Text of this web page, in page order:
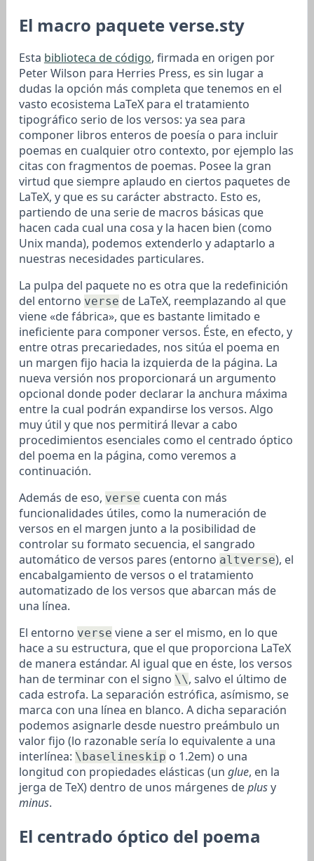
El macro paquete verse.sty
Esta biblioteca de código, firmada en origen por
Peter Wilson para Herries Press, es sin lugar a
dudas la opción más completa que tenemos en el
vasto ecosistema LaTeX para el tratamiento
tipográfico serio de los versos: ya sea para
componer libros enteros de poesía o para incluir
poemas en cualquier otro contexto, por ejemplo las
citas con fragmentos de poemas. Posee la gran
virtud que siempre aplaudo en ciertos paquetes de
LaTeX, y que es su carácter abstracto. Esto es,
partiendo de una serie de macros básicas que
hacen cada cual una cosa y la hacen bien (como
Unix manda), podemos extenderlo y adaptarlo a
nuestras necesidades particulares.
La pulpa del paquete no es otra que la redefinición
del entorno verse de LaTeX, reemplazando al que
viene «de fábrica», que es bastante limitado e
ineficiente para componer versos. Éste, en efecto, y
entre otras precariedades, nos sitúa el poema en
un margen fijo hacia la izquierda de la página. La
nueva versión nos proporcionará un argumento
opcional donde poder declarar la anchura máxima
entre la cual podrán expandirse los versos. Algo
muy útil y que nos permitirá llevar a cabo
procedimientos esenciales como el centrado óptico
del poema en la página, como veremos a
continuación.
Además de eso, verse cuenta con más
funcionalidades útiles, como la numeración de
versos en el margen junto a la posibilidad de
controlar su formato secuencia, el sangrado
automático de versos pares (entorno altverse), el
encabalgamiento de versos o el tratamiento
automatizado de los versos que abarcan más de
una línea.
El entorno verse viene a ser el mismo, en lo que
hace a su estructura, que el que proporciona LaTeX
de manera estándar. Al igual que en éste, los versos
han de terminar con el signo \\, salvo el último de
cada estrofa. La separación estrófica, asímismo, se
marca con una línea en blanco. A dicha separación
podemos asignarle desde nuestro preámbulo un
valor fijo (lo razonable sería lo equivalente a una
interlínea: \baselineskip o 1.2em) o una
longitud con propiedades elásticas (un glue, en la
jerga de TeX) dentro de unos márgenes deplusy
minus.
El centrado óptico del poema